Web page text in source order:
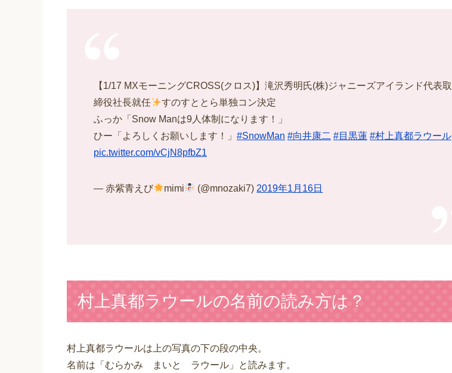
【1/17 MXモーニングCROSS(クロス)】滝沢秀明氏(株)ジャニーズアイランド代表取
締役社長就任
すのすととら単独コン決定
ふっか「Snow Manは9人体制になります！」
ひー「よろしくお願いします！」 #SnowMan #向井康二 #目黒蓮 #村上真都ラウール
pic.twitter.com/vCjN8pfbZ1
— 赤紫青えび mimi (@mnozaki7) 2019年1月16日
村上真都ラウールの名前の読み方は？
村上真都ラウールは上の写真の下の段の中央。
名前は「むらかみ まいと ラウール」と読みます。